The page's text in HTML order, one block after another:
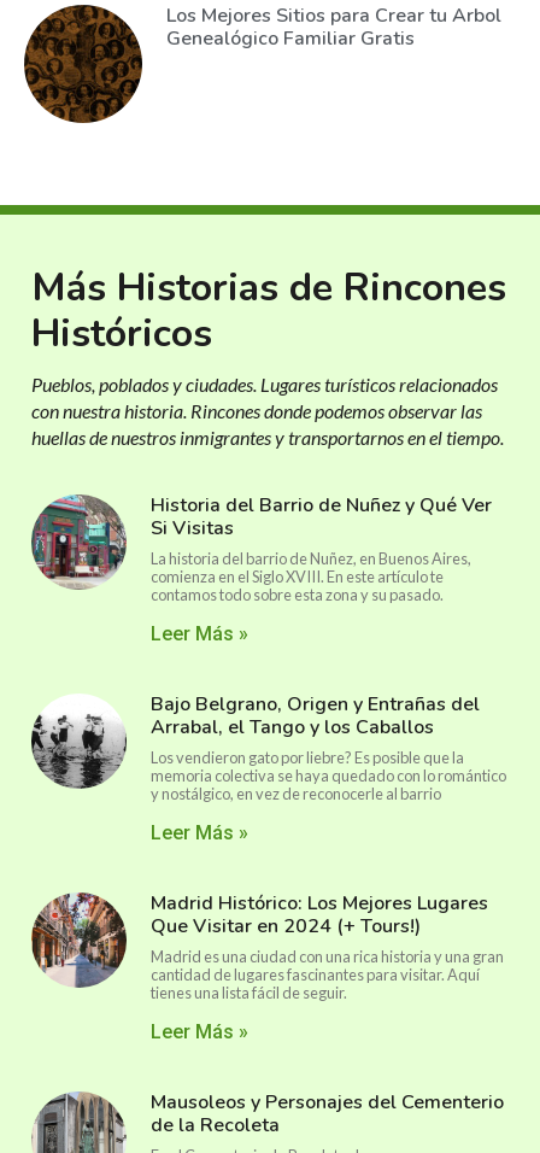
Los Mejores Sitios para Crear tu Arbol
Genealógico Familiar Gratis
Más Historias de Rincones
Históricos
Pueblos, poblados y ciudades. Lugares turísticos relacionados
con nuestra historia. Rincones donde podemos observar las
huellas de nuestros inmigrantes y transportarnos en el tiempo.
Historia del Barrio de Nuñez y Qué Ver
Si Visitas
La historia del barrio de Nuñez, en Buenos Aires,
comienza en el Siglo XVIII. En este artículo te
contamos todo sobre esta zona y su pasado.
Leer Más »
Bajo Belgrano, Origen y Entrañas del
Arrabal, el Tango y los Caballos
Los vendieron gato por liebre? Es posible que la
memoria colectiva se haya quedado con lo romántico
y nostálgico, en vez de reconocerle al barrio
Leer Más »
Madrid Histórico: Los Mejores Lugares
Que Visitar en 2024 (+ Tours!)
Madrid es una ciudad con una rica historia y una gran
cantidad de lugares fascinantes para visitar. Aquí
tienes una lista fácil de seguir.
Leer Más »
Mausoleos y Personajes del Cementerio
de la Recoleta